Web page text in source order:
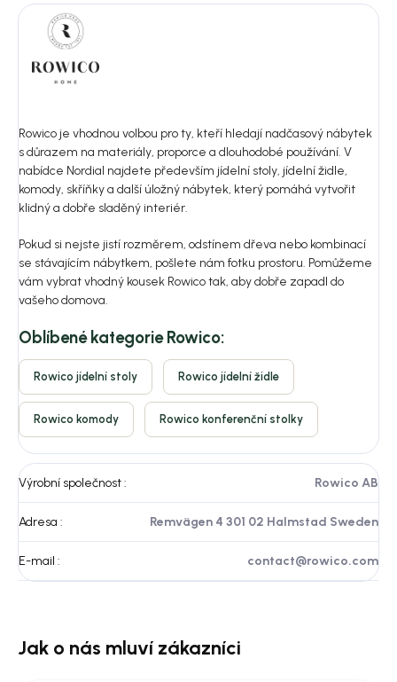
Rowico je vhodnou volbou pro ty, kteří hledají nadčasový nábytek
s důrazem na materiály, proporce a dlouhodobé používání. V
nabídce Nordial najdete především jídelní stoly, jídelní židle,
komody, skříňky a další úložný nábytek, který pomáhá vytvořit
klidný a dobře sladěný interiér.
Pokud si nejste jistí rozměrem, odstínem dřeva nebo kombinací
se stávajícím nábytkem, pošlete nám fotku prostoru. Pomůžeme
vám vybrat vhodný kousek Rowico tak, aby dobře zapadl do
vašeho domova.
Oblíbené kategorie Rowico:
Rowico jídelní stoly Rowico jídelní židle
Rowico komody Rowico konferenční stolky
Výrobní společnost: Rowico AB
Adresa : Remvägen 4 301 02 Halmstad Sweden
E-mail : contact@rowico.com